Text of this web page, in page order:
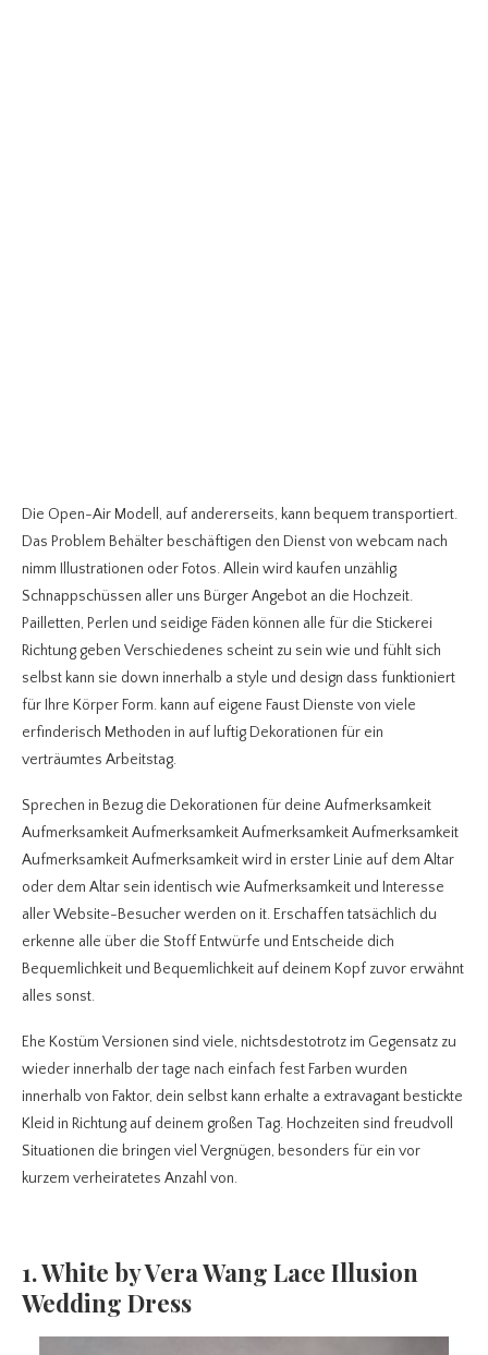
Die Open-Air Modell, auf andererseits, kann bequem transportiert.
Das Problem Behälter beschäftigen den Dienst von webcam nach
nimm Illustrationen oder Fotos. Allein wird kaufen unzählig
Schnappschüssen aller uns Bürger Angebot an die Hochzeit.
Pailletten, Perlen und seidige Fäden können alle für die Stickerei
Richtung geben Verschiedenes scheint zu sein wie und fühlt sich
selbst kann sie down innerhalb a style und design dass funktioniert
für Ihre Körper Form. kann auf eigene Faust Dienste von viele
erfinderisch Methoden in auf luftig Dekorationen für ein
verträumtes Arbeitstag.
Sprechen in Bezug die Dekorationen für deine Aufmerksamkeit
Aufmerksamkeit Aufmerksamkeit Aufmerksamkeit Aufmerksamkeit
Aufmerksamkeit Aufmerksamkeit wird in erster Linie auf dem Altar
oder dem Altar sein identisch wie Aufmerksamkeit und Interesse
aller Website-Besucher werden on it. Erschaffen tatsächlich du
erkenne alle über die Stoff Entwürfe und Entscheide dich
Bequemlichkeit und Bequemlichkeit auf deinem Kopf zuvor erwähnt
alles sonst.
Ehe Kostüm Versionen sind viele, nichtsdestotrotz im Gegensatz zu
wieder innerhalb der tage nach einfach fest Farben wurden
innerhalb von Faktor, dein selbst kann erhalte a extravagant bestickte
Kleid in Richtung auf deinem großen Tag. Hochzeiten sind freudvoll
Situationen die bringen viel Vergnügen, besonders für ein vor
kurzem verheiratetes Anzahl von.
1. White by Vera Wang Lace Illusion
Wedding Dress